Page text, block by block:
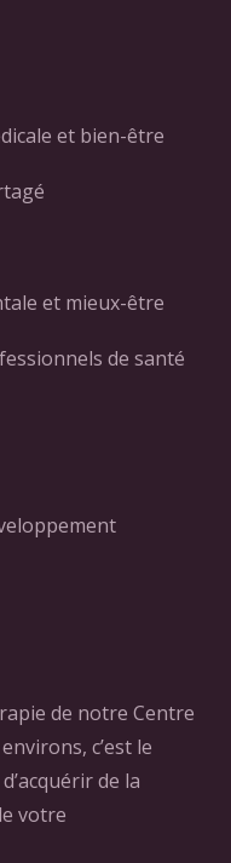
et bien-être
et mieux-être
de santé
de notre Centre
c’est le
de la
votre